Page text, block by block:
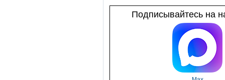
Подписывайтесь на